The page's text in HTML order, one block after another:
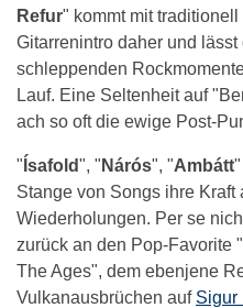
Refur" kommt mit
Gitarrenintro daher und
schleppenden
Lauf. Eine Seltenheit auf
ach so oft die ewige Post-
" Ísafold", " Nárós", "Ambátt
Stange von Songs ihre
Wiederholungen. Per se
zurück an den Pop-Favorite
The Ages", dem ebenjene
Vulkanausbrüchen auf Sigur